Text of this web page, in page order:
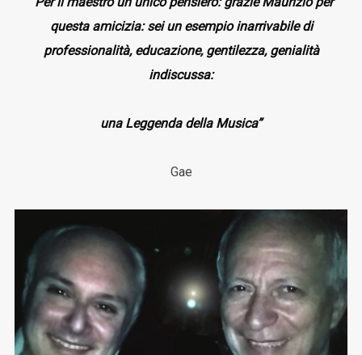
questa amicizia: sei un esempio inarrivabile di
professionalità, educazione, gentilezza, genialità
indiscussa:
una Leggenda della Musica”
Gae